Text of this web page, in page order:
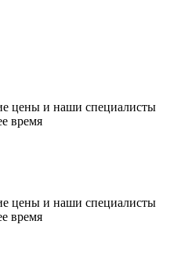
цены и наши специалисты
время
цены и наши специалисты
время